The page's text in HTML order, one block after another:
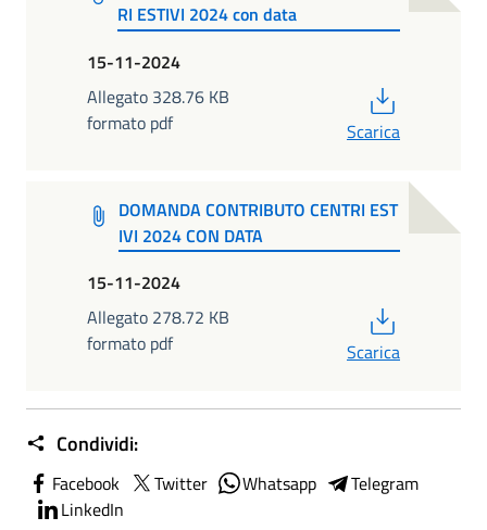
RI ESTIVI 2024 con data
15-11-2024
Allegato 328.76 KB
formato pdf
Scarica
DOMANDA CONTRIBUTO CENTRI EST
IVI 2024 CON DATA
15-11-2024
Allegato 278.72 KB
formato pdf
Scarica
Condividi:
Facebook Twitter Whatsapp
Telegram
LinkedIn